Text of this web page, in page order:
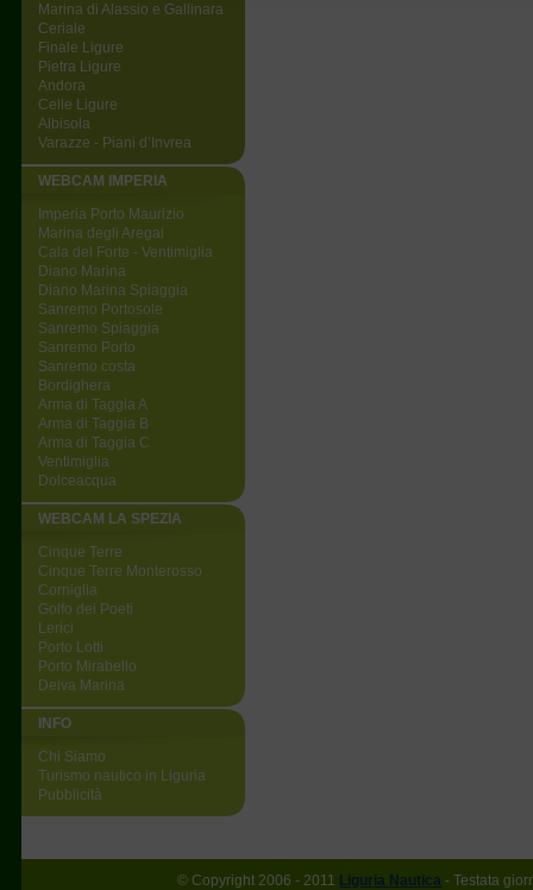
Marina di Alassio e Gallinara
Ceriale
Finale Ligure
Pietra Ligure
Andora
Celle Ligure
Albisola
Varazze - Piani d’Invrea
WEBCAM IMPERIA
Imperia Porto Maurizio
Marina degli Aregai
Cala del Forte - Ventimiglia
Diano Marina
Diano Marina Spiaggia
Sanremo Portosole
Sanremo Spiaggia
Sanremo Porto
Sanremo costa
Bordighera
Arma di Taggia A
Arma di Taggia B
Arma di Taggia C
Ventimiglia
Dolceacqua
WEBCAM LA SPEZIA
Cinque Terre
Cinque Terre Monterosso
Corniglia
Golfo dei Poeti
Lerici
Porto Lotti
Porto Mirabello
Deiva Marina
INFO
Chi Siamo
Turismo nautico in Liguria
Pubblicità
© Copyright 2006 - 2011 Liguria Nautica - Testata